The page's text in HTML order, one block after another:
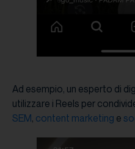
Ad esempio, un esperto di
utilizzare i Reels per
SEM, content marketing e